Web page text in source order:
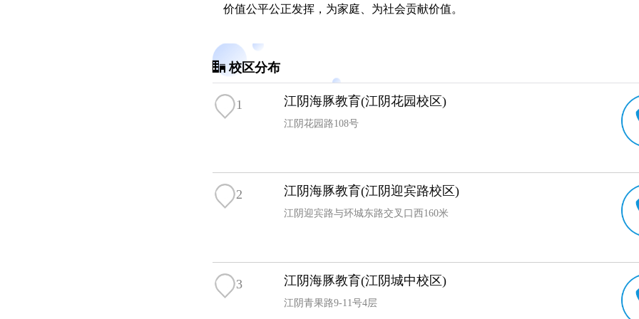
价值公平公正发挥，为家庭、为社会贡献价值。
校区分布
1 江阴海豚教育(江阴花园校区)
江阴花园路108号
2 江阴海豚教育(江阴迎宾路校区)
江阴迎宾路与环城东路交叉口西160米
3 江阴海豚教育(江阴城中校区)
江阴青果路9-11号4层